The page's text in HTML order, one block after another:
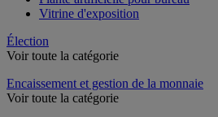
Vitrine d'exposition
Élection
Voir toute la catégorie
Encaissement et gestion de la monnaie
Voir toute la catégorie